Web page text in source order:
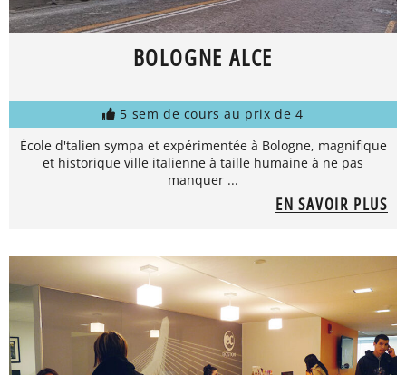
BOLOGNE ALCE
5 sem de cours au prix de 4
École d'talien sympa et expérimentée à Bologne, magnifique
et historique ville italienne à taille humaine à ne pas
manquer ...
EN SAVOIR PLUS